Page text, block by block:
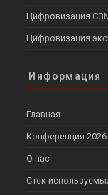
Цифровизация
Цифровизация
Информация
Главная
Конференция 2026
О нас
Стек